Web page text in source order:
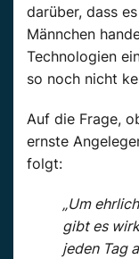
darüber, dass
Männchen
Technologien
so noch nicht
Auf die Frage,
ernste
folgt:
„Um
gibt es
jeden Tag